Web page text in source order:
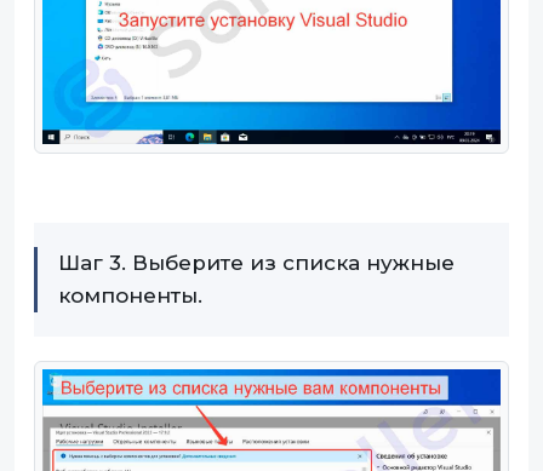
Шаг 3. Выберите из списка нужные
компоненты.